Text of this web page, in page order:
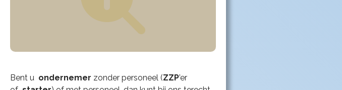
Bent u ondernemer zonder personeel (ZZP’er